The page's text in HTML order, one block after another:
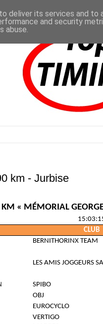
km - Jurbise
« MÉMORIAL
CLUB
BERNITHORINX TEAM
LES AMIS JOGGEURS
SPIBO
OBJ
EUROCYCLO
VERTIGO
deliver its services and to
and security
abuse.